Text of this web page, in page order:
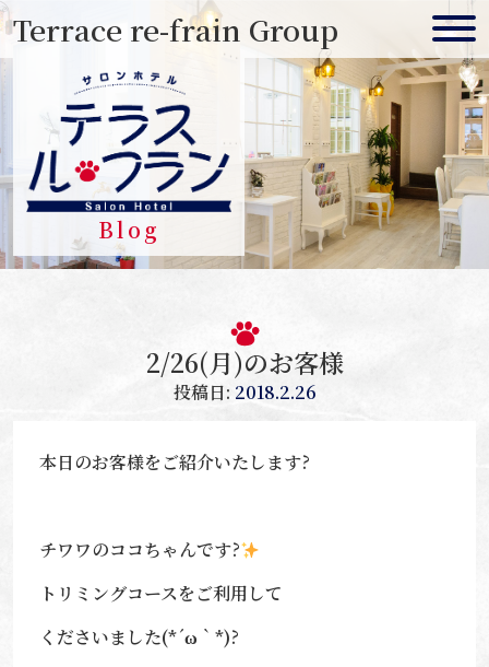
Skip
content
Terrace re-frain Group
Blog
2/26(月)のお客様
投稿日: 2018.2.26
本日のお客様をご紹介いたします?
チワワのココちゃんです?
トリミングコースをご利用して
くださいました(*´ω｀*)?